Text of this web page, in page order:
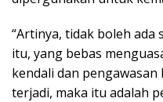
“Artinya, tidak boleh
itu, yang bebas
kendali dan
terjadi, maka itu adalah